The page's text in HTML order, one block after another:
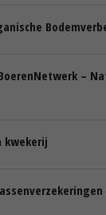
–
kwekerij